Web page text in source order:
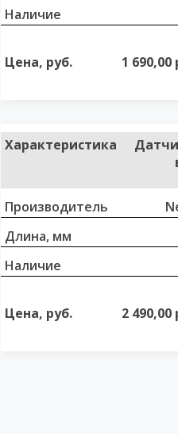
Наличие
Цена, руб. 1 690,00
Характеристика
Производитель
Длина, мм
Наличие
Цена, руб. 2 490,00